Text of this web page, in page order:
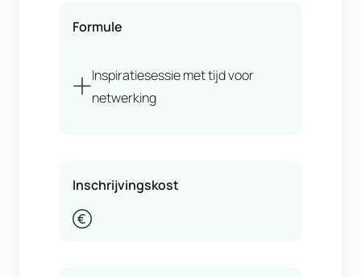
Formule
Inspiratiesessie met tijd voor
netwerking
Inschrijvingskost